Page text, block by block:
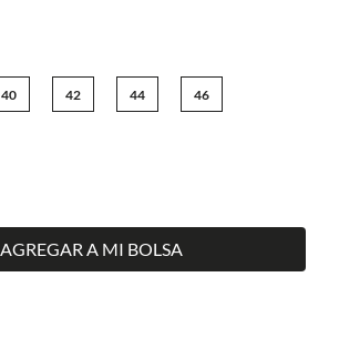
40 42 44 46
AGREGAR A MI BOLSA